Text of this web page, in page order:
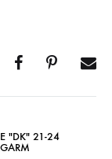
"DK" 21-24